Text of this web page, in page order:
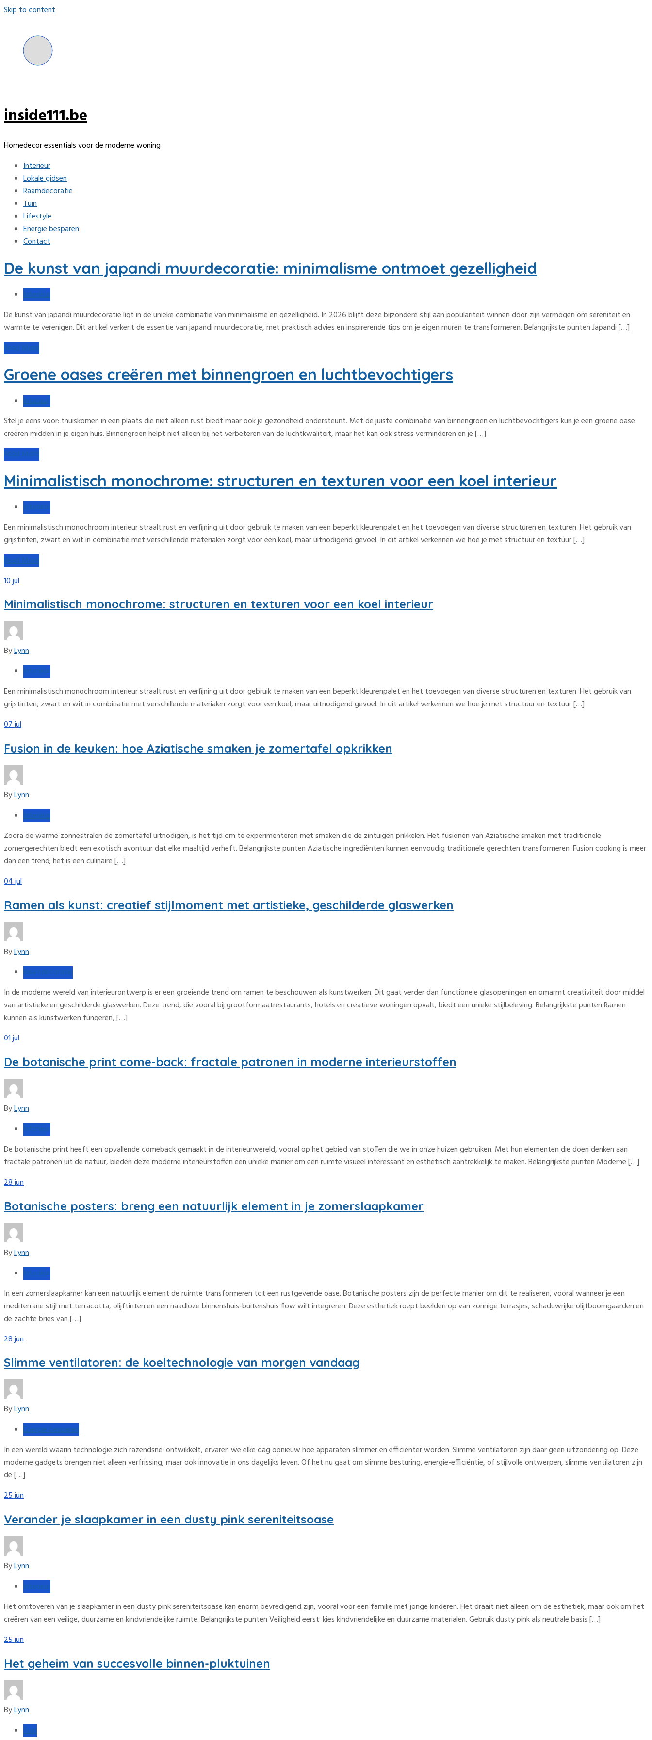
Skip to content
inside111.be
Homedecor essentials voor de moderne woning
Interieur
Lokale gidsen
Raamdecoratie
Tuin
Lifestyle
Energie besparen
Contact
De kunst van japandi muurdecoratie: minimalisme ontmoet gezelligheid
Interieur
De kunst van japandi muurdecoratie ligt in de unieke combinatie van minimalisme en gezelligheid. In 2026 blijft deze bijzondere stijl aan populariteit winnen door zijn vermogen om sereniteit en
warmte te verenigen. Dit artikel verkent de essentie van japandi muurdecoratie, met praktisch advies en inspirerende tips om je eigen muren te transformeren. Belangrijkste punten Japandi […]
Read More
Groene oases creëren met binnengroen en luchtbevochtigers
Interieur
Stel je eens voor: thuiskomen in een plaats die niet alleen rust biedt maar ook je gezondheid ondersteunt. Met de juiste combinatie van binnengroen en luchtbevochtigers kun je een groene oase
creëren midden in je eigen huis. Binnengroen helpt niet alleen bij het verbeteren van de luchtkwaliteit, maar het kan ook stress verminderen en je […]
Read More
Minimalistisch monochrome: structuren en texturen voor een koel interieur
Interieur
Een minimalistisch monochroom interieur straalt rust en verfijning uit door gebruik te maken van een beperkt kleurenpalet en het toevoegen van diverse structuren en texturen. Het gebruik van
grijstinten, zwart en wit in combinatie met verschillende materialen zorgt voor een koel, maar uitnodigend gevoel. In dit artikel verkennen we hoe je met structuur en textuur […]
Read More
10jul
Minimalistisch monochrome: structuren en texturen voor een koel interieur
ByLynn
Interieur
Een minimalistisch monochroom interieur straalt rust en verfijning uit door gebruik te maken van een beperkt kleurenpalet en het toevoegen van diverse structuren en texturen. Het gebruik van
grijstinten, zwart en wit in combinatie met verschillende materialen zorgt voor een koel, maar uitnodigend gevoel. In dit artikel verkennen we hoe je met structuur en textuur […]
07jul
Fusion in de keuken: hoe Aziatische smaken je zomertafel opkrikken
ByLynn
Interieur
Zodra de warme zonnestralen de zomertafel uitnodigen, is het tijd om te experimenteren met smaken die de zintuigen prikkelen. Het fusionen van Aziatische smaken met traditionele
zomergerechten biedt een exotisch avontuur dat elke maaltijd verheft. Belangrijkste punten Aziatische ingrediënten kunnen eenvoudig traditionele gerechten transformeren. Fusion cooking is meer
dan een trend; het is een culinaire […]
04jul
Ramen als kunst: creatief stijlmoment met artistieke, geschilderde glaswerken
ByLynn
Raamdecoratie
In de moderne wereld van interieurontwerp is er een groeiende trend om ramen te beschouwen als kunstwerken. Dit gaat verder dan functionele glasopeningen en omarmt creativiteit door middel
van artistieke en geschilderde glaswerken. Deze trend, die vooral bij grootformaatrestaurants, hotels en creatieve woningen opvalt, biedt een unieke stijlbeleving. Belangrijkste punten Ramen
kunnen als kunstwerken fungeren, […]
01jul
De botanische print come-back: fractale patronen in moderne interieurstoffen
ByLynn
Interieur
De botanische print heeft een opvallende comeback gemaakt in de interieurwereld, vooral op het gebied van stoffen die we in onze huizen gebruiken. Met hun elementen die doen denken aan
fractale patronen uit de natuur, bieden deze moderne interieurstoffen een unieke manier om een ruimte visueel interessant en esthetisch aantrekkelijk te maken. Belangrijkste punten Moderne […]
28jun
Botanische posters: breng een natuurlijk element in je zomerslaapkamer
ByLynn
Interieur
In een zomerslaapkamer kan een natuurlijk element de ruimte transformeren tot een rustgevende oase. Botanische posters zijn de perfecte manier om dit te realiseren, vooral wanneer je een
mediterrane stijl met terracotta, olijftinten en een naadloze binnenshuis-buitenshuis flow wilt integreren. Deze esthetiek roept beelden op van zonnige terrasjes, schaduwrijke olijfboomgaarden en
de zachte bries van […]
28jun
Slimme ventilatoren: de koeltechnologie van morgen vandaag
ByLynn
Energie besparen
In een wereld waarin technologie zich razendsnel ontwikkelt, ervaren we elke dag opnieuw hoe apparaten slimmer en efficiënter worden. Slimme ventilatoren zijn daar geen uitzondering op. Deze
moderne gadgets brengen niet alleen verfrissing, maar ook innovatie in ons dagelijks leven. Of het nu gaat om slimme besturing, energie-efficiëntie, of stijlvolle ontwerpen, slimme ventilatoren zijn
de […]
25jun
Verander je slaapkamer in een dusty pink sereniteitsoase
ByLynn
Interieur
Het omtoveren van je slaapkamer in een dusty pink sereniteitsoase kan enorm bevredigend zijn, vooral voor een familie met jonge kinderen. Het draait niet alleen om de esthetiek, maar ook om het
creëren van een veilige, duurzame en kindvriendelijke ruimte. Belangrijkste punten Veiligheid eerst: kies kindvriendelijke en duurzame materialen. Gebruik dusty pink als neutrale basis […]
25jun
Het geheim van succesvolle binnen-pluktuinen
ByLynn
Tuin